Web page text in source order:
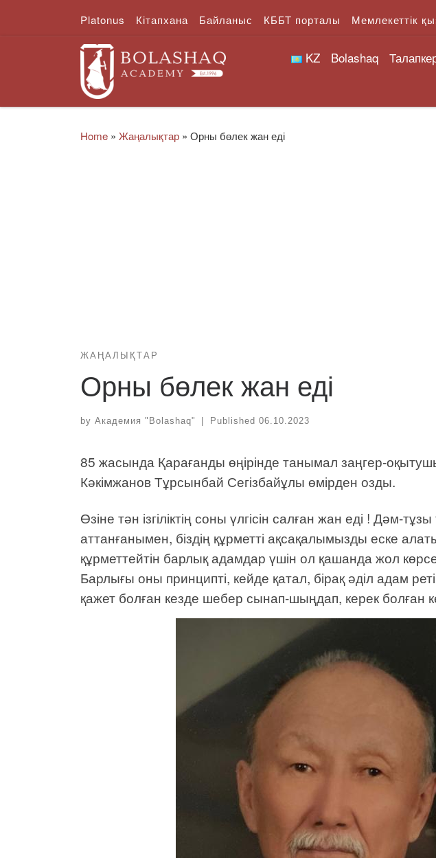
Skip to contentPlatonus Кітапхана Байланыс КББТ порталы Мемлекеттік
KZ Bolashaq
Home » Жаңалықтар » Орны бөлек жан еді
ЖАҢАЛЫҚТАР
Орны бөлек жан еді
by Академия "Bolashaq" Published 06.10.2023
85 жасында Қарағанды өңірінде танымал заңгер-
Кәкімжанов Тұрсынбай Сегізбайұлы өмірден озды.
Өзіне тән ізгіліктің соны үлгісін салған жан еді ! Дәм-
аттанғанымен, біздің құрметті ақсақалымызды еске
құрметтейтін барлық адамдар үшін ол қашанда жол
Барлығы оны принципті, кейде қатал, бірақ әділ адам
қажет болған кезде шебер сынап-шыңдап, керек болған